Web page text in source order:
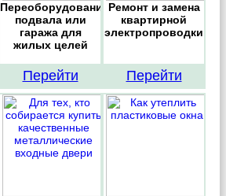
Переоборудование
подвала или
гаража для
жилых целей
Перейти
Ремонт и замена
квартирной
электропроводки
Перейти